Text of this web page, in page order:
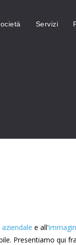
Servizi
e all'
Presentiamo qui